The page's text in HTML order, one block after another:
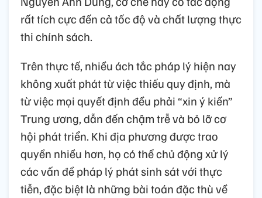
rất tích cực đến cả tốc độ và chất lượng thực
thi chính sách.
Trên thực tế, nhiều ách tắc pháp lý hiện nay
không xuất phát từ việc thiếu quy định, mà
từ việc mọi quyết định đều phải “xin ý kiến”
Trung ương, dẫn đến chậm trễ và bỏ lỡ cơ
hội phát triển. Khi địa phương được trao
quyền nhiều hơn, họ có thể chủ động xử lý
các vấn đề pháp lý phát sinh sát với thực
tiễn, đặc biệt là những bài toán đặc thù về